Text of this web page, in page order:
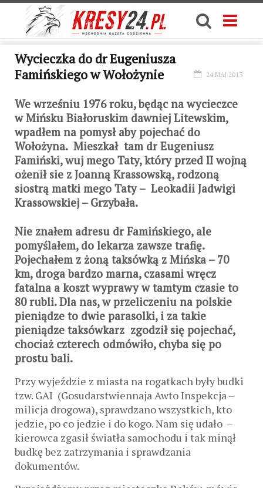
Wycieczka do dr Eugeniusza
Famińskiego w Wołożynie
24 MAJ 2013
We wrześniu 1976 roku, będąc na wycieczce
w Mińsku Białoruskim dawniej Litewskim,
wpadłem na pomysł aby pojechać do
Wołożyna. Mieszkał tam dr Eugeniusz
Famiński, wuj mego Taty, który przed II wojną
ożenił sie z Joanną Krassowską, rodzoną
siostrą matki mego Taty – Leokadii Jadwigi
Krassowskiej – Grzybała.
Nie znałem adresu dr Famińskiego, ale
pomyślałem, do lekarza zawsze trafię.
Pojechałem z żoną taksówką z Mińska – 70
km, droga bardzo marna, czasami wręcz
fatalna a koszt wyprawy w tamtym czasie to
80 rubli. Dla nas, w przeliczeniu na polskie
pieniądze to dwie parasolki, i za takie
pieniądze taksówkarz zgodził się pojechać,
chociaż czterech odmówiło, chyba się po
prostu bali.
Przy wyjeździe z miasta na rogatkach były budki
tzw. GAI (Gosudarstwiennaja Awto Inspekcja –
milicja drogowa), sprawdzano wszystkich, kto
jedzie, po co jedzie i do kogo. Nam się udało –
kierowca zgasił światła samochodu i tak minął
budkę bez zatrzymania i sprawdzania
dokumentów.